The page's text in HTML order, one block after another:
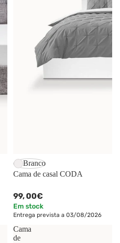
Branco
Cama de casal CODA
99,00€
Em stock
Entrega prevista a 03/08/2026
Cama
de